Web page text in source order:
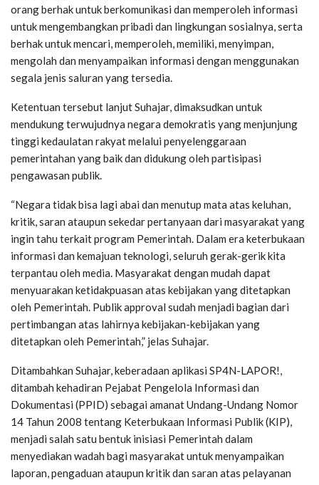
orang berhak untuk berkomunikasi dan memperoleh informasi
untuk mengembangkan pribadi dan lingkungan sosialnya, serta
berhak untuk mencari, memperoleh, memiliki, menyimpan,
mengolah dan menyampaikan informasi dengan menggunakan
segala jenis saluran yang tersedia.
Ketentuan tersebut lanjut Suhajar, dimaksudkan untuk
mendukung terwujudnya negara demokratis yang menjunjung
tinggi kedaulatan rakyat melalui penyelenggaraan
pemerintahan yang baik dan didukung oleh partisipasi
pengawasan publik.
“Negara tidak bisa lagi abai dan menutup mata atas keluhan,
kritik, saran ataupun sekedar pertanyaan dari masyarakat yang
ingin tahu terkait program Pemerintah. Dalam era keterbukaan
informasi dan kemajuan teknologi, seluruh gerak-gerik kita
terpantau oleh media. Masyarakat dengan mudah dapat
menyuarakan ketidakpuasan atas kebijakan yang ditetapkan
oleh Pemerintah. Publik approval sudah menjadi bagian dari
pertimbangan atas lahirnya kebijakan-kebijakan yang
ditetapkan oleh Pemerintah,” jelas Suhajar.
Ditambahkan Suhajar, keberadaan aplikasi SP4N-LAPOR!,
ditambah kehadiran Pejabat Pengelola Informasi dan
Dokumentasi (PPID) sebagai amanat Undang-Undang Nomor
14 Tahun 2008 tentang Keterbukaan Informasi Publik (KIP),
menjadi salah satu bentuk inisiasi Pemerintah dalam
menyediakan wadah bagi masyarakat untuk menyampaikan
laporan, pengaduan ataupun kritik dan saran atas pelayanan